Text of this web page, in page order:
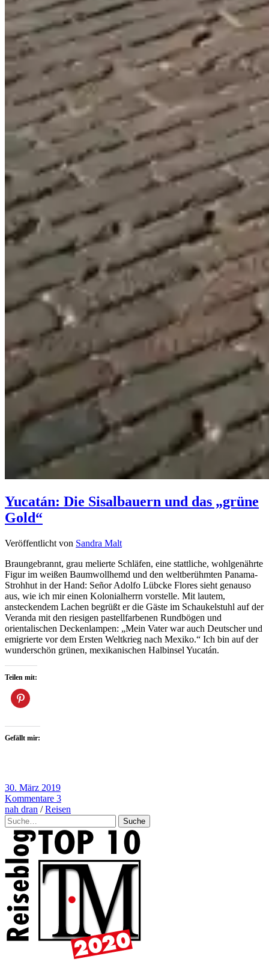
Yucatán: Die Sisalbauern und das „grüne
Gold“
Veröffentlicht von Sandra Malt
Braungebrannt, grau melierte Schläfen, eine stattliche, wohlgenährte
Figur im weißen Baumwollhemd und den weltberühmten Panama-
Strohhut in der Hand: Señor Adolfo Lübcke Flores sieht genauso
aus, wie ich mir einen Kolonialherrn vorstelle. Mit lautem,
ansteckendem Lachen begrüßt er die Gäste im Schaukelstuhl auf der
Veranda mit den riesigen pastellfarbenen Rundbögen und
orientalischen Deckenlampen: „Mein Vater war auch Deutscher und
emigrierte vor dem Ersten Weltkrieg nach Mexiko.“ Ich bin auf der
wunderschön grünen, mexikanischen Halbinsel Yucatán.
Teilen mit:
Gefällt mir:
30. März 2019
Kommentare 3
nah dran /Reisen
Suche